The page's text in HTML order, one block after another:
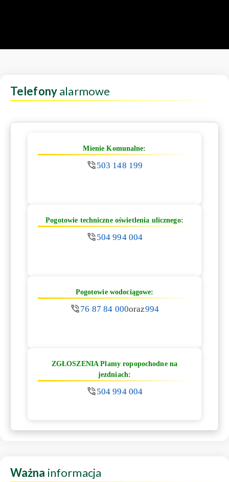
Telefonyalarmowe
Mienie Komunalne:
503 148 199
Pogotowie techniczne oświetlenia ulicznego:
504 994 004
Pogotowie wodociągowe:
76 87 84 000oraz994
ZGŁOSZENIA Plamy ropopochodne na
jezdniach:
504 994 004
Ważna informacja